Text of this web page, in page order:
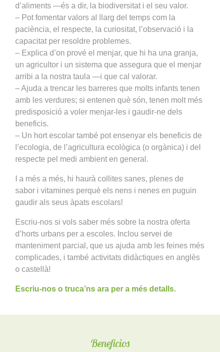
d’aliments —és a dir, la biodiversitat i el seu valor.
– Pot fomentar valors al llarg del temps com la
paciència, el respecte, la curiositat, l’observació i la
capacitat per resoldre problemes.
– Explica d’on prové el menjar, que hi ha una granja,
un agricultor i un sistema que assegura que el menjar
arribi a la nostra taula —i que cal valorar.
– Ajuda a trencar les barreres que molts infants tenen
amb les verdures; si entenen què són, tenen molt més
predisposició a voler menjar-les i gaudir-ne dels
beneficis.
– Un hort escolar també pot ensenyar els beneficis de
l’ecologia, de l’agricultura ecològica (o orgànica) i del
respecte pel medi ambient en general.
I a més a més, hi haurà collites sanes, plenes de
sabor i vitamines perquè els nens i nenes en puguin
gaudir als seus àpats escolars!
Escriu-nos si vols saber més sobre la nostra oferta
d’horts urbans per a escoles. Inclou servei de
manteniment parcial, que us ajuda amb les feines més
complicades, i també activitats didàctiques en anglès
o castellà!
Escriu-nos o truca’ns ara per a més detalls.
Beneficios